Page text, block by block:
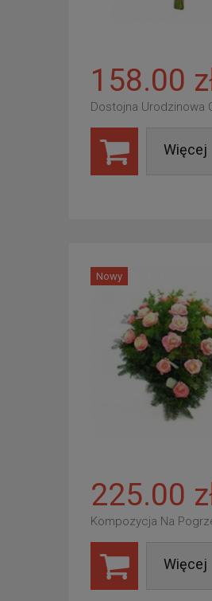
158.00
Dostojna Urodzinowa
Więcej
Nowy
225.00
Kompozycja Na
Więcej